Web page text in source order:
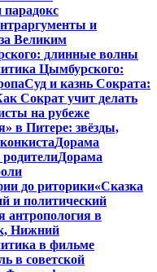
и
Великим
длинные волны
Цымбурского:
Суд и казнь Сократа:
Сократ учит делать
на рубеже
в Питере: звёзды,
Дорама
Дорама
до риторики«Сказка
и политический
антропология в
Нижний
в фильме
в советской